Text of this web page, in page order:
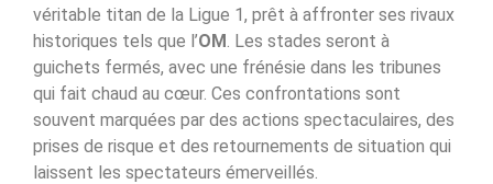
véritable titan de la Ligue 1, prêt à affronter ses rivaux
historiques tels que l’OM . Les stades seront à
guichets fermés, avec une frénésie dans les tribunes
qui fait chaud au cœur. Ces confrontations sont
souvent marquées par des actions spectaculaires, des
prises de risque et des retournements de situation qui
laissent les spectateurs émerveillés.